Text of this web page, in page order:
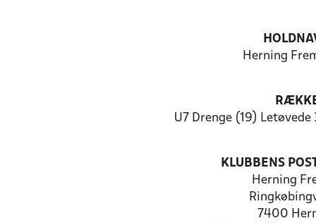
Herning
U7 Drenge (19)
KLUBBENS
Herning
7400